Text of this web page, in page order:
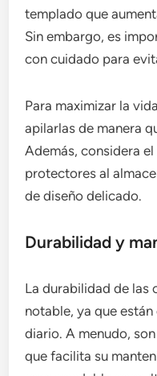
templado que
Sin embargo, es
con cuidado para
Para maximizar la
apilarlas de manera
Además, considera
protectores al
de diseño delicado.
Durabilidad y
La durabilidad de las
notable, ya que
diario. A menudo,
que facilita su